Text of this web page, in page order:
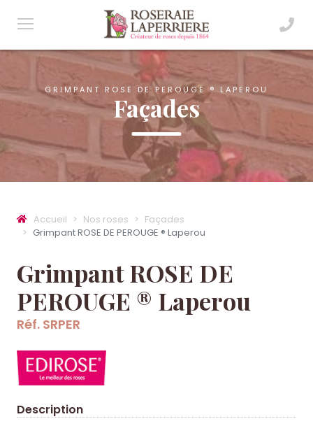
GRIMPANT ROSE DE PEROUGE ® LAPEROU
Façades
Accueil Nos roses
Façades
Grimpant ROSE DE PEROUGE ® Laperou
Grimpant ROSE DE
PEROUGE ® Laperou
Réf. SRPER
Description